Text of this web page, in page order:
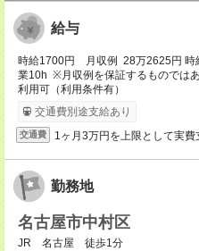
給与
時給1700円 月収例 28万2625円 時
業10h ※月収例を保証するものでは
利用可（利用条件有）
交通費別途支給あり
交通費 1ヶ月3万円を上限として実費
勤務地
名古屋市中村区
JR 名古屋 徒歩1分